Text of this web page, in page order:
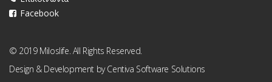
Facebook
© 2019 Miloslife. All Rights Reserved.
Design & Development byCentiva Software Solutions